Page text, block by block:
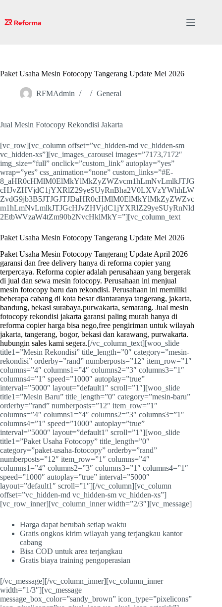
content
Paket Usaha Mesin Fotocopy Tangerang Update Mei 2026
RFMAdmin General
Jual Mesin Fotocopy Rekondisi Jakarta
[vc_row][vc_column offset=”vc_hidden-md vc_hidden-sm
vc_hidden-xs”][vc_images_carousel images=”7173,7172″
img_size=”full” onclick=”custom_link” autoplay=”yes”
wrap=”yes” css_animation=”none” custom_links=”#E-
8_aHR0cHMlM0ElMkYlMkZyZWZvcm1hLmNvLmlkJTJG
cHJvZHVjdC1jYXRlZ29yeSUyRnBha2V0LXVzYWhhLW
ZvdG9jb3B5JTJGJTJDaHR0cHMlM0ElMkYlMkZyZWZvc
m1hLmNvLmlkJTJGcHJvZHVjdC1jYXRlZ29yeSUyRnNld
2EtbWVzaW4tZm90b2NvcHklMkY=”][vc_column_text
Paket Usaha Mesin Fotocopy Tangerang Update Mei 2026
Paket Usaha Mesin Fotocopy Tangerang Update April 2026
garansi dan free delivery hanya di reforma copier yang
terpercaya. Reforma copieradalah perusahaan yang bergerak
di jual dan sewa mesin fotocopy. Perusahaan ini menjual
mesin fotocopy baru dan rekondisi. Perusahaan ini memiliki
beberapa cabang di kota besar diantaranya tangerang, jakarta,
bandung, bekasi surabaya,purwakarta, semarang. Jual mesin
fotocopy rekondisi jakarta garansi paling murah hanya di
reforma copier harga bisa nego,free pengiriman untuk wilayah
jakarta, tangerang, bogor, bekasi dan karawang, purwakarta.
hubungin sales kami segera.[/vc_column_text][woo_slide
title1=”Mesin Rekondisi” title_length=”0″ category=”mesin-
rekondisi” orderby=”rand” numberposts=”12″ item_row=”1″
columns=”4″ columns1=”4″ columns2=”3″ columns3=”1″
columns4=”1″ speed=”1000″ autoplay=”true”
interval=”5000″ layout=”default1″ scroll=”1″][woo_slide
title1=”Mesin Baru” title_length=”0″ category=”mesin-baru”
orderby=”rand” numberposts=”12″ item_row=”1″
columns=”4″ columns1=”4″ columns2=”3″ columns3=”1″
columns4=”1″ speed=”1000″ autoplay=”true”
interval=”5000″ layout=”default1″ scroll=”1″][woo_slide
title1=”Paket Usaha Fotocopy” title_length=”0″
category=”paket-usaha-fotocopy” orderby=”rand”
numberposts=”12″ item_row=”1″ columns=”4″
columns1=”4″ columns2=”3″ columns3=”1″ columns4=”1″
speed=”1000″ autoplay=”true” interval=”5000″
layout=”default1″ scroll=”1″][/vc_column][vc_column
offset=”vc_hidden-md vc_hidden-sm vc_hidden-xs”]
[vc_row_inner][vc_column_inner width=”2/3″][vc_message]
Harga dapat berubah setiap waktu
Gratis ongkos kirim wilayah yang terjangkau kantor
cabang
Bisa COD untuk area terjangkau
Gratis biaya training pengoperasian
[/vc_message][/vc_column_inner][vc_column_inner
width=”1/3″][vc_message
message_box_color=”sandy_brown” icon_type=”pixelicons”